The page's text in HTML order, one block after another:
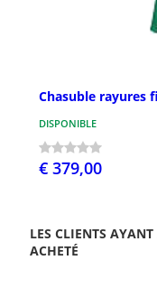
Chasuble rayures
DISPONIBLE
€ 379,00
LES CLIENTS
ACHETÉ